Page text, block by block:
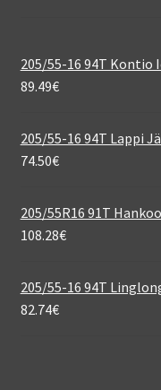
205/55-16 94T Kontio
89.49€
205/55-16 94T Lappi
74.50€
205/55R16 91T
108.28€
205/55-16 94T
82.74€